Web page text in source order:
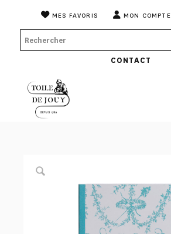
MES FAVORIS MON COMPTE
CONTACT